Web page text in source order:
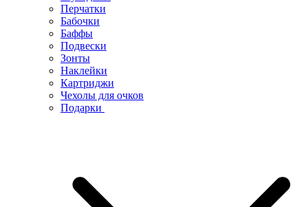
Перчатки
Бабочки
Баффы
Подвески
Зонты
Наклейки
Картриджи
Чехолы для очков
Подарки